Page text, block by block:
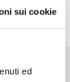
sui cookie
ed